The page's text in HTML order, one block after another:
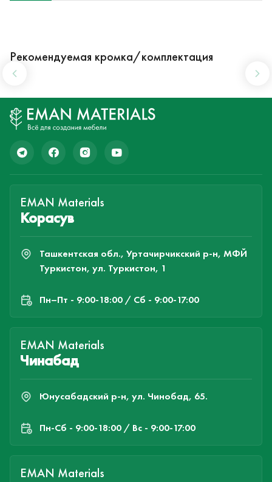
Рекомендуемая кромка/комплектация
EMAN Materials
Корасув
Ташкентская обл., Уртачирчикский р-н, МФЙ
Туркистон, ул. Туркистон, 1
Пн–Пт - 9:00-18:00 / Сб - 9:00-17:00
EMAN Materials
Чинабад
Юнусабадский р-н, ул. Чинобад, 65.
Пн-Cб - 9:00-18:00 / Вс - 9:00-17:00
EMAN Materials